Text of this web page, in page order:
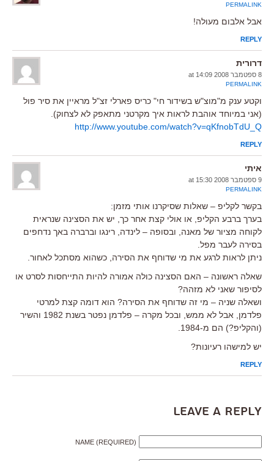
PERMALINK
אבל אלבום מעולה!
REPLY
דרורית
8 ספטמבר 2008 at 14:09
PERMALINK
וקטע ענק מ"מוצ"ש בשידור חי" כריס פארלי זצ"ל מראיין את סיר פול
(אני במיוחד אוהבת לראות איך מקרטני מתאפק לא לצחוק).
http://www.youtube.com/watch?v=qKfnobTdU_Q
REPLY
איתי
9 ספטמבר 2008 at 15:30
PERMALINK
בקשר לקליפ – שאלות שסיקרנו אותי מזמן:
בערך ברבע הקליפ, או אולי קצת אחר כך, יש את הסצינה שנראית
לקוחה מציור של מאנה, ובסופה – לינדה, רינגו וברברה באך נדחפים
בסירה לעבר מפל.
ניתן לראות לרגע את מי שדוחף את הסירה, כשהוא מסתכל לאחור.
שאלה ראשונה – האם הסצינה כולה אמורה להיות התייחסות לסרט או
לסיפור שאני לא מזהה?
ושאלה שניה – מי זה שדוחף את הסירה? הוא דומה קצת למרטי
פלדמן, אבל לא ממש, ובכל מקרה – פלדמן נפטר בשנת 1982 והשיר
(והקליפ?) הם מ-1984.
יש למישהו רעיונות?
REPLY
Leave a Reply
NAME (REQUIRED)